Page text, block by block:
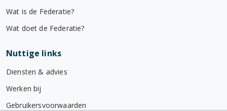
Wat is de Federatie?
Wat doet de Federatie?
Nuttige links
Diensten & advies
Werken bij
Gebruikersvoorwaarden